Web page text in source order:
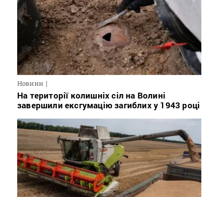
Новини
На території колишніх сіл на Волині
завершили ексгумацію загиблих у 1943 році